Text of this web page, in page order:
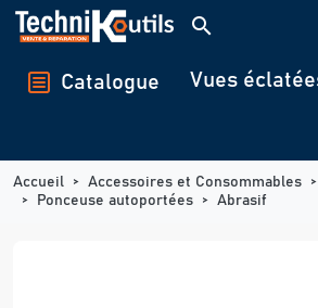
Panneau de gestion des cookies
search
Catalogue Vues
Accueil Accessoires et Consommables
Ponceuse autoportées
Abrasif